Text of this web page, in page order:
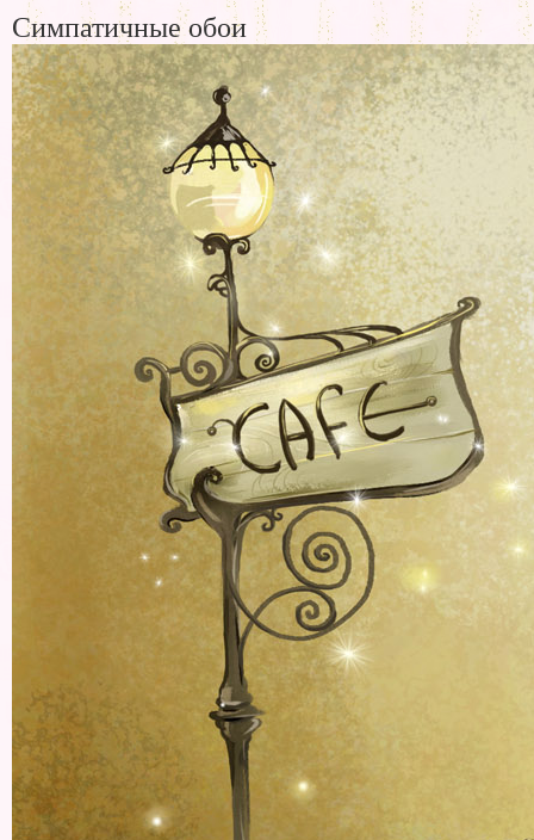
Симпатичные обои